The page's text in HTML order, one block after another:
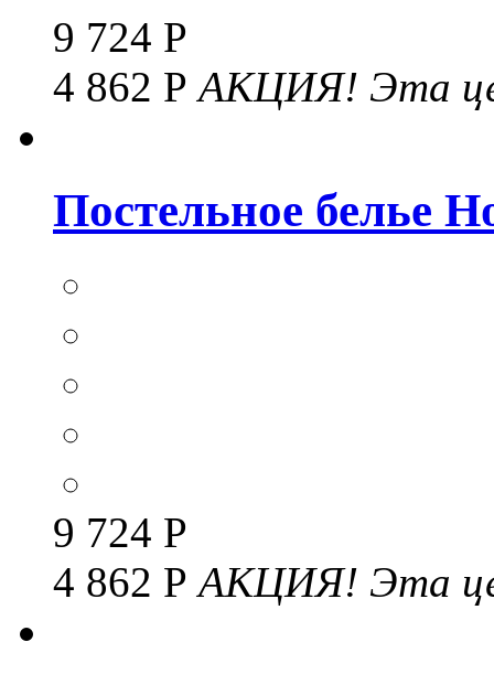
9 724 Р
4 862 РАКЦИЯ! Эта
Постельное белье
9 724 Р
4 862 Р АКЦИЯ! Эта